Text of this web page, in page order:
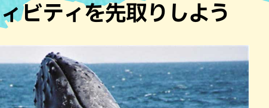
肉料理 居酒屋・バー
イキング
ガー タコス・タコライス
沖縄の海
ビティを先取りしよう